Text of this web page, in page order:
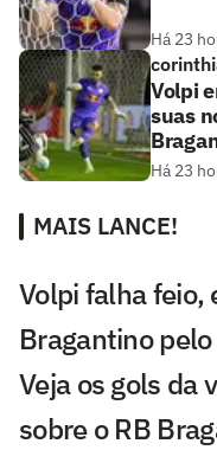
Há 23
Volpi
suas
Há 23
MAIS LANCE!
Volpi falha feio,
Bragantino
Veja os gols da
sobre o RB